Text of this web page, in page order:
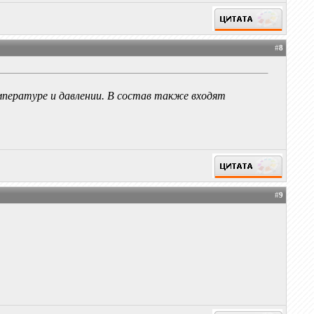
#8
и давлении. В состав также входят
#9